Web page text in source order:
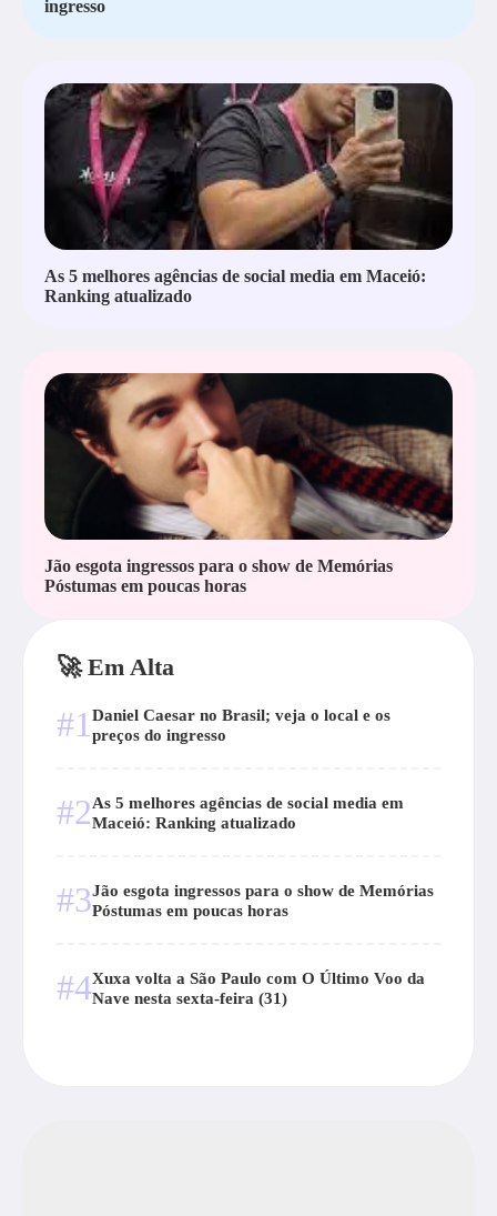
ingresso
As 5 melhores agências de social media em Maceió:
Ranking atualizado
Jão esgota ingressos para o show de Memórias
Póstumas em poucas horas
🚀 Em Alta
#1 Daniel Caesar no Brasil; veja o local e os
preços do ingresso
#2As 5 melhores agências de social media em
Maceió: Ranking atualizado
#3Jão esgota ingressos para o show de Memórias
Póstumas em poucas horas
#4Xuxa volta a São Paulo com O Último Voo da
Nave nesta sexta-feira (31)